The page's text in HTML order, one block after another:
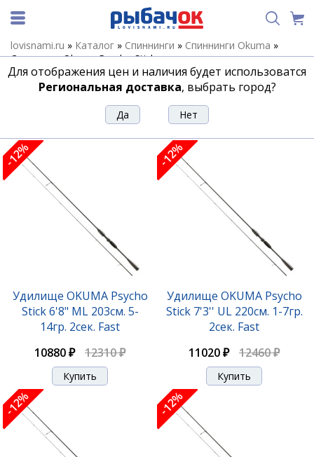
lovisnami.ru » Каталог » Спиннинги » Спиннинги Okuma »
Спиннинги Okuma Psycho Stick
Спиннинги Okuma Psycho Stick
Фильтр
-12%
Удилище OKUMA Psycho
Stick 6'8" ML 203см. 5-
14гр. 2сек. Fast
10880 ₽
12310 ₽
-12%
Удилище OKUMA Psycho
Stick 7'3'' UL 220см. 1-7гр.
2сек. Fast
11020 ₽
12460 ₽
-12% -12%
Для отображения цен и наличия будет использоватся
Региональная доставка, выбрать город?